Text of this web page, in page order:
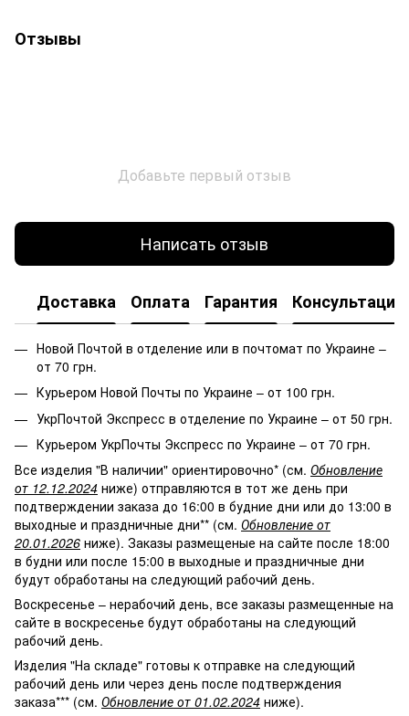
Отзывы
Добавьте первый отзыв
Написать отзыв
Доставка Оплата Гарантия Консультация
Новой Почтой в отделение или в почтомат по Украине –
от 70 грн.
Курьером Новой Почты по Украине – от 100 грн.
УкрПочтой Экспресс в отделение по Украине – от 50 грн.
Курьером УкрПочты Экспресс по Украине – от 70 грн.
Все изделия "В наличии" ориентировочно* (см. Обновление
от 12.12.2024 ниже) отправляются в тот же день при
подтверждении заказа до 16:00 в будние дни или до 13:00 в
выходные и праздничные дни** (см. Обновление от
20.01.2026 ниже). Заказы размещеные на сайте после 18:00
в будни или после 15:00 в выходные и праздничные дни
будут обработаны на следующий рабочий день.
Воскресенье – нерабочий день, все заказы размещенные на
сайте в воскресенье будут обработаны на следующий
рабочий день.
Изделия "На складе" готовы к отправке на следующий
рабочий день или через день после подтверждения
заказа*** (см. Обновление от 01.02.2024 ниже).